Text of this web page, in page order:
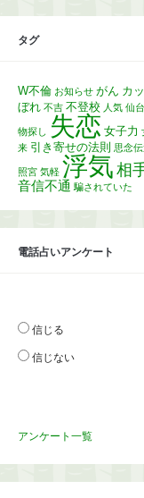
タグ
W不倫 お知らせ がん カ
ぼれ 不吉 不登校 人気 仙台
物探し 失恋 女子力
来 引き寄せの法則 思念
照宮 気軽 浮気 相
音信不通 騙されていた
電話占いアンケート
信じる
信じない
アンケート一覧